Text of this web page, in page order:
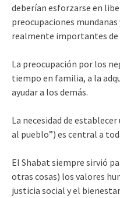
deberían esforzarse en
preocupaciones
realmente importantes de
La preocupación por los
tiempo en familia, a la
ayudar a los demás.
La necesidad de
al pueblo”) es central a
El Shabat siempre sirvió
otras cosas) los valores
justicia social y el